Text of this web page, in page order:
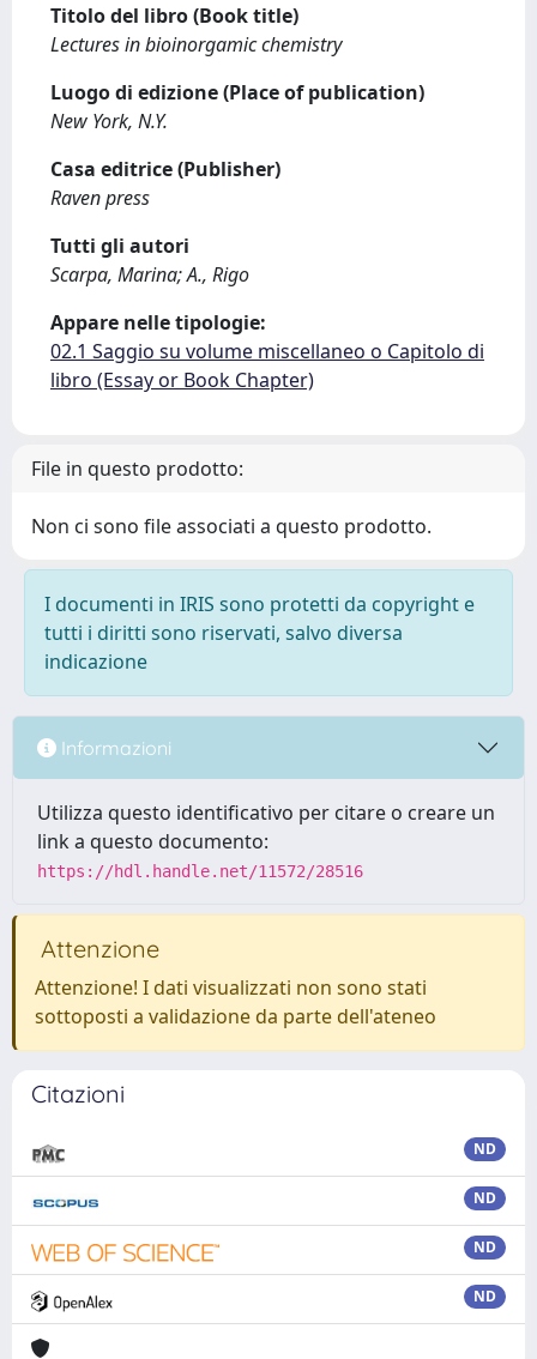
Titolo del libro (Book title)
Lectures in bioinorgamic chemistry
Luogo di edizione (Place of publication)
New York, N.Y.
Casa editrice (Publisher)
Raven press
Tutti gli autori
Scarpa, Marina; A., Rigo
Appare nelle tipologie:
02.1 Saggio su volume miscellaneo o Capitolo di
libro (Essay or Book Chapter)
File in questo prodotto:
Non ci sono file associati a questo prodotto.
I documenti in IRIS sono protetti da copyright e
tutti i diritti sono riservati, salvo diversa
indicazione
Informazioni
Utilizza questo identificativo per citare o creare un
link a questo documento:
https://hdl.handle.net/11572/28516
Attenzione
Attenzione! I dati visualizzati non sono stati
sottoposti a validazione da parte dell'ateneo
Citazioni
ND
ND
ND
ND